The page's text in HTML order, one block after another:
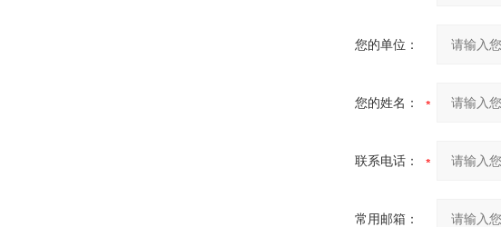
您的单位：
您的姓名：
联系电话：
常用邮箱：